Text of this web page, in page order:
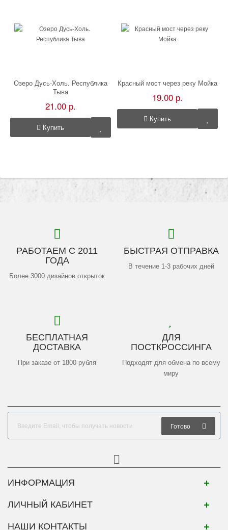
Озеро Дусь-Холь. Республика
Тыва
21.00 р.
Купить
Красный мост через реку Мойка
19.00 р.
Купить
РАБОТАЕМ С 2011
ГОДА
Более 3000 дизайнов открыток
БЫСТРАЯ ОТПРАВКА
В течение 1-3 рабочих дней
БЕСПЛАТНАЯ
ДОСТАВКА
При заказе от 1800 рубля
ДЛЯ
ПОСТКРОССИНГА
Подходят для обмена по всему
миру
Готово
ИНФОРМАЦИЯ
ЛИЧНЫЙ КАБИНЕТ
НАШИ КОНТАКТЫ